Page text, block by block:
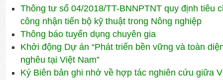
Thông tư số 04/2018/TT-BNNPTNT quy định tiêu
công nhận tiến bộ kỹ thuật trong Nông nghiệp
Thông báo tuyển dụng chuyên gia
Khởi động Dự án “Phát triển bền vững và toàn
nghêu tại Việt Nam”
Ký Biên bản ghi nhớ về hợp tác nghiên cứu giữa